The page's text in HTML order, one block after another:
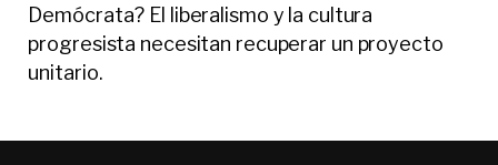
Demócrata? El liberalismo y la cultura
progresista necesitan recuperar un proyecto
unitario.